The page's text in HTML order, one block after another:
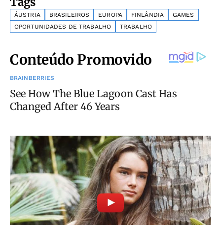
ÁUSTRIA BRASILEIROS EUROPA FINLÂNDIA
GAMES
OPORTUNIDADES DE TRABALHO
TRABALHO